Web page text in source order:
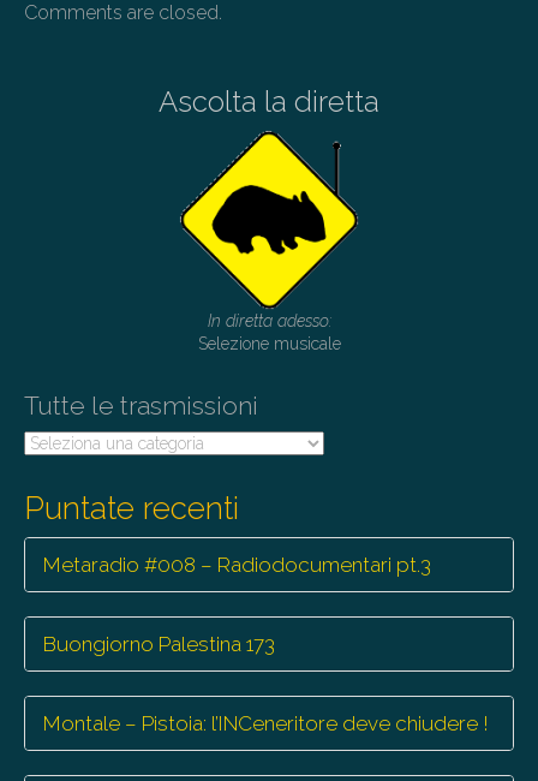
n
Comments are closed.
Ascolta la diretta
In diretta adesso:
Selezione musicale
Tutte le trasmissioni
Tutte
Puntate recenti
Metaradio #008 – Radiodocumentari pt.3
Buongiorno Palestina 173
Montale – Pistoia: l’INCeneritore deve chiudere !